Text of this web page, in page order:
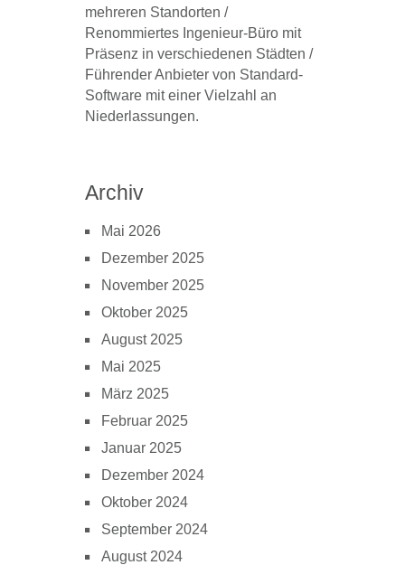
mehreren Standorten /
Renommiertes Ingenieur-Büro mit
Präsenz in verschiedenen Städten /
Führender Anbieter von Standard-
Software mit einer Vielzahl an
Niederlassungen.
Archiv
Mai 2026
Dezember 2025
November 2025
Oktober 2025
August 2025
Mai 2025
März 2025
Februar 2025
Januar 2025
Dezember 2024
Oktober 2024
September 2024
August 2024